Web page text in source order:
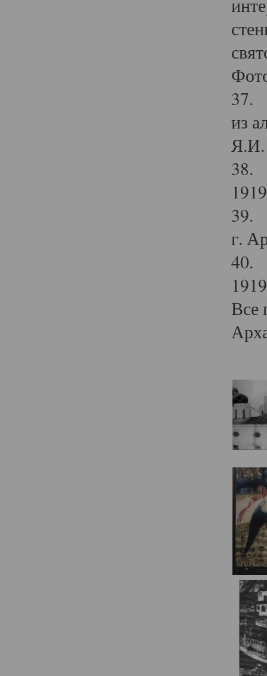
37.
из
Я.И.
38.
39.
г.
40.
Все